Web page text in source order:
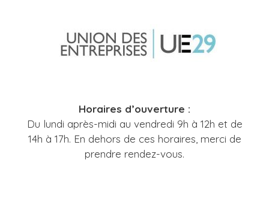
Horaires d’ouverture :
Du lundi après-midi au vendredi 9h à 12h et de
14h à 17h. En dehors de ces horaires, merci de
prendre rendez-vous.